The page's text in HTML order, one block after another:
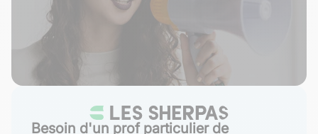
Besoin d'un prof particulier de